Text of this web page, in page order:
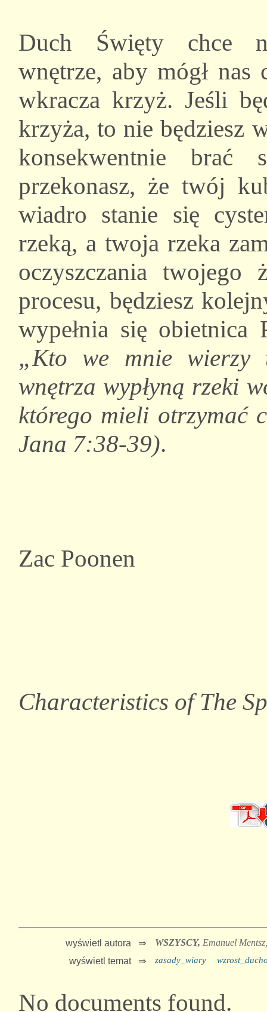
Duch Święty chce
wnętrze, aby mógł nas
wkracza krzyż. Jeśli
krzyża, to nie będziesz
konsekwentnie
przekonasz, że twój
wiadro stanie się
rzeką, a twoja rzeka
oczyszczania twojego
procesu, będziesz
wypełnia się obietnica
„Kto we mnie
wnętrza wypłyną rzeki
którego mieli otrzymać
Jana 7:38-39).
Zac Poonen
Characteristics of The
wyświetl autora ⇒ WSZYSCY, Emanuel
wyświetl temat ⇒
zasady_wiary
No documents found.